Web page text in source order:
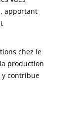
apportant
chez le
production
y contribue